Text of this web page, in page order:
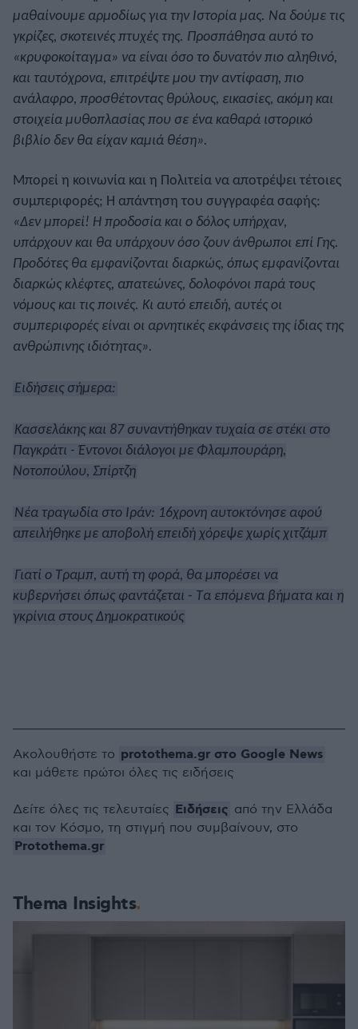
μαθαίνουμε αρμοδίως για την Ιστορία μας. Να δούμε τις
γκρίζες, σκοτεινές πτυχές της. Προσπάθησα αυτό το
«κρυφοκοίταγμα» να είναι όσο το δυνατόν πιο αληθινό,
και ταυτόχρονα, επιτρέψτε μου την αντίφαση, πιο
ανάλαφρο, προσθέτοντας θρύλους, εικασίες, ακόμη και
στοιχεία μυθοπλασίας που σε ένα καθαρά ιστορικό
βιβλίο δεν θα είχαν καμιά θέση».
Μπορεί η κοινωνία και η Πολιτεία να αποτρέψει τέτοιες
συμπεριφορές; Η απάντηση του συγγραφέα σαφής:
«Δεν μπορεί! Η προδοσία και ο δόλος υπήρχαν,
υπάρχουν και θα υπάρχουν όσο ζουν άνθρωποι επί Γης.
Προδότες θα εμφανίζονται διαρκώς, όπως εμφανίζονται
διαρκώς κλέφτες, απατεώνες, δολοφόνοι παρά τους
νόμους και τις ποινές. Κι αυτό επειδή, αυτές οι
συμπεριφορές είναι οι αρνητικές εκφάνσεις της ίδιας της
ανθρώπινης ιδιότητας».
Ειδήσεις σήμερα:
Κασσελάκης και 87 συναντήθηκαν τυχαία σε στέκι στο
Παγκράτι - Έντονοι διάλογοι με Φλαμπουράρη,
Νοτοπούλου, Σπίρτζη
Νέα τραγωδία στο Ιράν: 16χρονη αυτοκτόνησε αφού
απειλήθηκε με αποβολή επειδή χόρεψε χωρίς χιτζάμπ
Γιατί ο Τραμπ, αυτή τη φορά, θα μπορέσει να
κυβερνήσει όπως φαντάζεται - Τα επόμενα βήματα και η
γκρίνια στους Δημοκρατικούς
Thema Insights
Ακολουθήστε το protothema.gr στο Google News
και μάθετε πρώτοι όλες τις ειδήσεις
Δείτε όλες τις τελευταίες Ειδήσεις από την Ελλάδα
και τον Κόσμο, τη στιγμή που συμβαίνουν, στο
Protothema.gr